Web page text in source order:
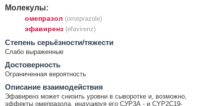
Молекулы:
омепразол (omeprazole)
эфавиренз (efavirenz)
Cтепень серьёзности/тяжести
Слабо выраженные
Достоверность
Ограниченная вероятность
Описание взаимодействия
Эфавиренз может снизить уровни в сыворотке и, возможно,
эффекты омепразола, индуцируя его СУР3А - и CYP2C19-